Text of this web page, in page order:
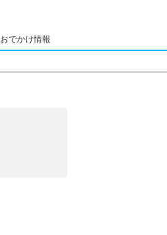
おでかけ情報